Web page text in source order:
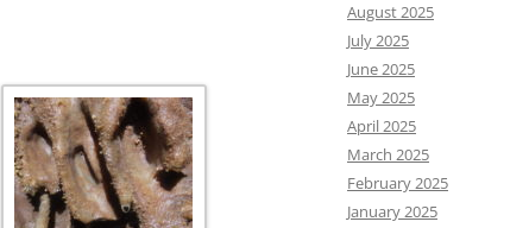
August 2025
July 2025
June 2025
May 2025
April 2025
March 2025
February 2025
January 2025